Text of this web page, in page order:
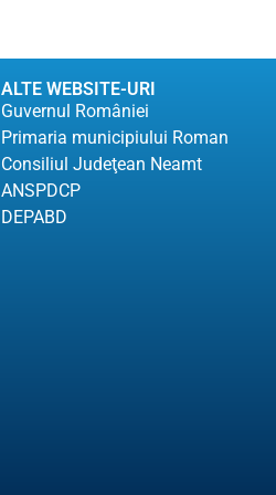
ALTE WEBSITE-URI
Guvernul României
Primaria municipiului Roman
Consiliul Judeţean Neamt
ANSPDCP
DEPABD